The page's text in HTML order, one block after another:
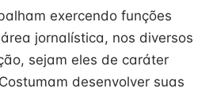
exercendo funções
jornalística, nos diversos
sejam eles de caráter
desenvolver suas